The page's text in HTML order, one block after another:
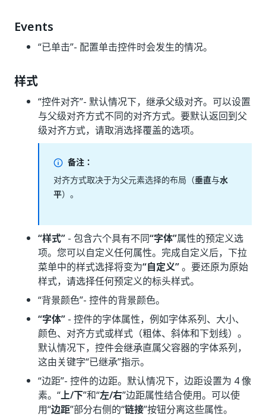
Events
“已单击”- 配置单击控件时会发生的情况。
样式
“控件对齐”- 默认情况下，继承父级对齐。可以设置
与父级对齐方式不同的对齐方式。要默认返回到父
级对齐方式，请取消选择覆盖的选项。
备注：
对齐方式取决于为父元素选择的布局（垂直与水
平）。
“样式” - 包含六个具有不同“字体”属性的预定义选
项。您可以自定义任何属性。完成自定义后，下拉
菜单中的样式选择将变为“自定义”。要还原为原始
样式，请选择任何预定义的标头样式。
“背景颜色”- 控件的背景颜色。
“字体” - 控件的字体属性，例如字体系列、大小、
颜色、对齐方式或样式（粗体、斜体和下划线）。
默认情况下，控件会继承直属父容器的字体系列，
这由关键字“已继承”指示。
“边距”- 控件的边距。默认情况下，边距设置为 4 像
素。“上/下”和“左/右”边距属性结合使用。可以使
用“边距”部分右侧的“链接”按钮分离这些属性。